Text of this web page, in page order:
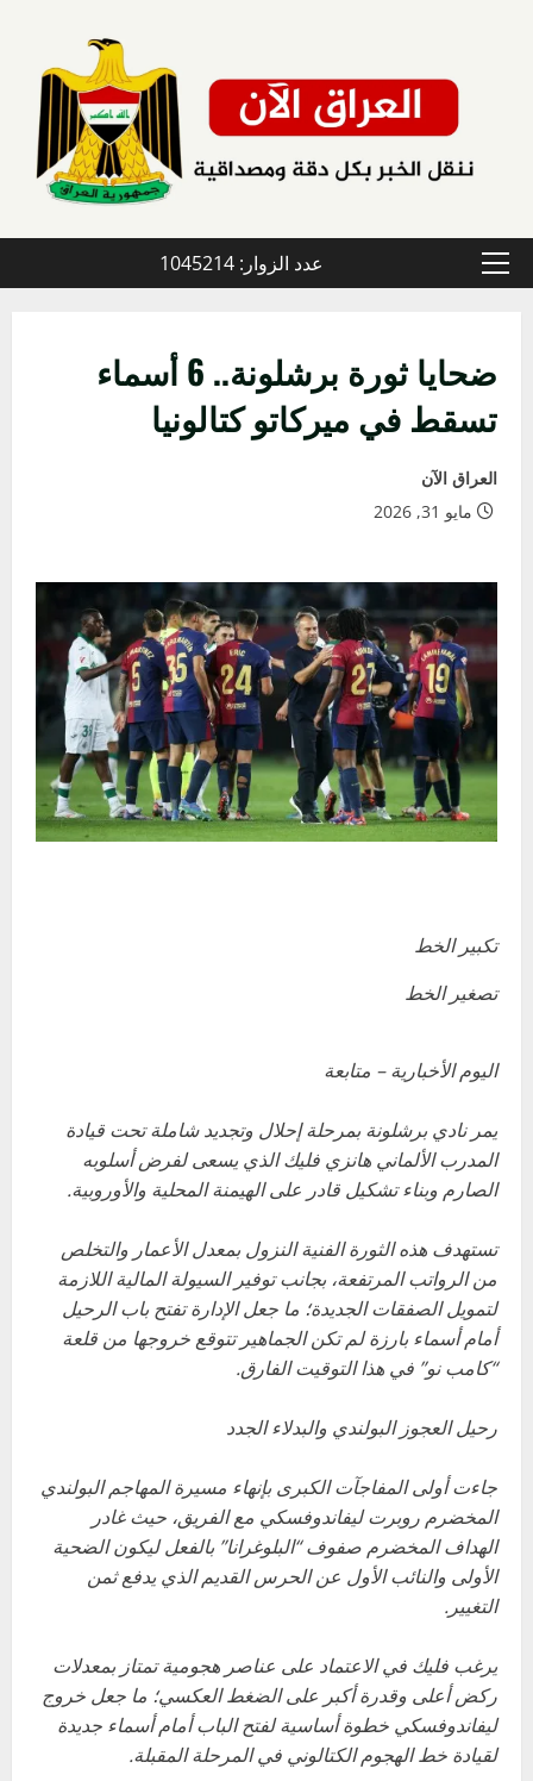
القائمة
عدد الزوار: 1045214
ضحايا ثورة برشلونة.. 6 أسماء
تسقط في ميركاتو كتالونيا
العراق الآن
مايو 31, 2026
تكبير الخط
تصغير الخط
اليوم الأخبارية – متابعة
يمر نادي برشلونة بمرحلة إحلال وتجديد شاملة تحت قيادة
المدرب الألماني هانزي فليك الذي يسعى لفرض أسلوبه
الصارم وبناء تشكيل قادر على الهيمنة المحلية والأوروبية.
تستهدف هذه الثورة الفنية النزول بمعدل الأعمار والتخلص
من الرواتب المرتفعة، بجانب توفير السيولة المالية اللازمة
لتمويل الصفقات الجديدة؛ ما جعل الإدارة تفتح باب الرحيل
أمام أسماء بارزة لم تكن الجماهير تتوقع خروجها من قلعة
“كامب نو” في هذا التوقيت الفارق.
رحيل العجوز البولندي والبدلاء الجدد
جاءت أولى المفاجآت الكبرى بإنهاء مسيرة المهاجم البولندي
المخضرم روبرت ليفاندوفسكي مع الفريق، حيث غادر
الهداف المخضرم صفوف “البلوغرانا” بالفعل ليكون الضحية
الأولى والنائب الأول عن الحرس القديم الذي يدفع ثمن
التغيير.
يرغب فليك في الاعتماد على عناصر هجومية تمتاز بمعدلات
ركض أعلى وقدرة أكبر على الضغط العكسي؛ ما جعل خروج
ليفاندوفسكي خطوة أساسية لفتح الباب أمام أسماء جديدة
لقيادة خط الهجوم الكتالوني في المرحلة المقبلة.